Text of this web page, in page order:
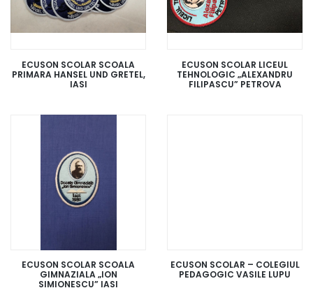
ECUSON SCOLAR SCOALA
PRIMARA HANSEL UND GRETEL,
IASI
ECUSON SCOLAR LICEUL
TEHNOLOGIC „ALEXANDRU
FILIPASCU” PETROVA
ECUSON SCOLAR SCOALA
GIMNAZIALA „ION
SIMIONESCU” IASI
ECUSON SCOLAR – COLEGIUL
PEDAGOGIC VASILE LUPU